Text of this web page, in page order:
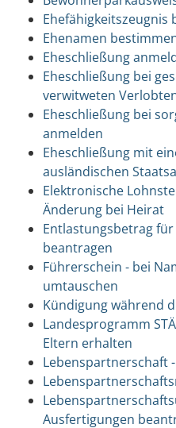
Ehefähigkeitszeugnis
Ehenamen
Eheschließung
Eheschließung bei
verwitweten
Eheschließung bei
anmelden
Eheschließung mit
ausländischen
Elektronische
Änderung bei Heirat
Entlastungsbetrag
beantragen
Führerschein - bei
umtauschen
Kündigung während
Landesprogramm
Eltern erhalten
Lebenspartnerschaft
Ausfertigungen